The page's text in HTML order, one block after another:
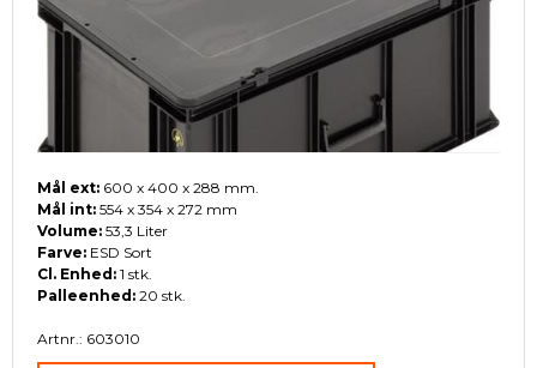
Mål ext: 600 x 400 x 288 mm.
Mål int: 554 x 354 x 272 mm
Volume: 53,3 Liter
Farve: ESD Sort
Cl. Enhed: 1 stk.
Palleenhed: 20 stk.
Artnr.: 603010